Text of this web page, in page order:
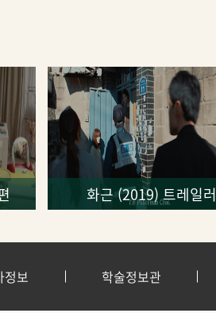
화근 (2019) 트레일러
정보 학술정보관